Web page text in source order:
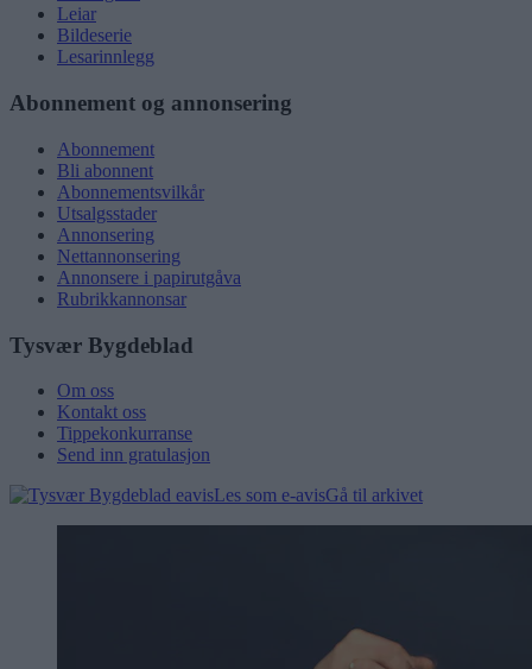
Leiar
Bildeserie
Lesarinnlegg
Abonnement og annonsering
Abonnement
Bli abonnent
Abonnementsvilkår
Utsalgsstader
Annonsering
Nettannonsering
Annonsere i papirutgåva
Rubrikkannonsar
Tysvær Bygdeblad
Om oss
Kontakt oss
Tippekonkurranse
Send inn gratulasjon
Les som e-avisGå til arkivet